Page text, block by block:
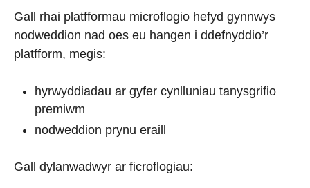
Gall rhai platfformau microflogio hefyd gynnwys
nodweddion nad oes eu hangen i ddefnyddio’r
platfform, megis:
hyrwyddiadau ar gyfer cynlluniau tanysgrifio
premiwm
nodweddion prynu eraill
Gall dylanwadwyr ar ficroflogiau: